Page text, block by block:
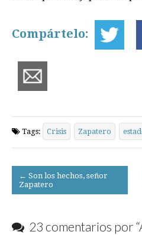
Compártelo:
Tags: Crisis Zapatero
Post
navigation
← Son los hechos, señor
Zapatero
23 comentarios por “